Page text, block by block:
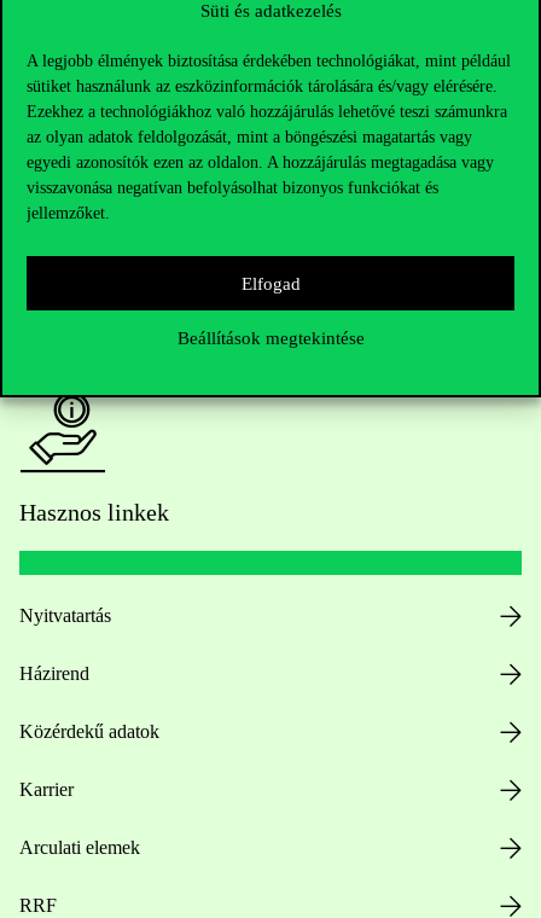
Süti és adatkezelés
A legjobb élmények biztosítása érdekében technológiákat, mint például
sütiket használunk az eszközinformációk tárolására és/vagy elérésére.
Ezekhez a technológiákhoz való hozzájárulás lehetővé teszi számunkra
az olyan adatok feldolgozását, mint a böngészési magatartás vagy
egyedi azonosítók ezen az oldalon. A hozzájárulás megtagadása vagy
visszavonása negatívan befolyásolhat bizonyos funkciókat és
jellemzőket.
Elfogad
Beállítások megtekintése
Telefonszám:+36 1 482 5000
Kérdésed van a felvételivel kapcsolatban?
Oktatói elérhetőségek
HUB jelenlegi hallgatóinknak
Sajtó:press@uni-corvinus.hu
Hasznos linkek
Nyitvatartás
Házirend
Közérdekű adatok
Karrier
Arculati elemek
RRF